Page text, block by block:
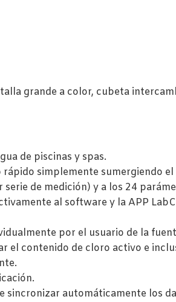
grande a color, cubeta
de piscinas y spas.
simplemente sumergiendo
de medición) y a los 24
al software y la APP
por el usuario de la
el contenido de cloro activo e
automáticamente los